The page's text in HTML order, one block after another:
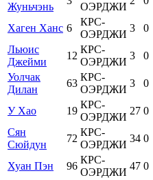
Жуньчэнь
ОЭРДЖИ
Хаген Ханс 6
КРС-
ОЭРДЖИ
3 0
Льюис
Джейми
12
КРС-
ОЭРДЖИ
3 0
Уолчак
Дилан
63
КРС-
ОЭРДЖИ
3 0
У Хао 19
КРС-
ОЭРДЖИ
27 0
Сян
Сюйдун
72
КРС-
ОЭРДЖИ
34 0
Хуан Пэн 96
КРС-
ОЭРДЖИ
47 0